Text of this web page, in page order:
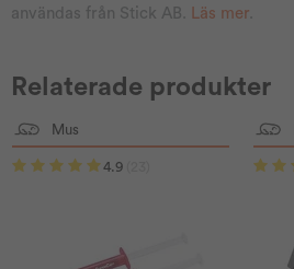
användas från Stick AB.
Läs mer
Relaterade produkter
Mus
4.9